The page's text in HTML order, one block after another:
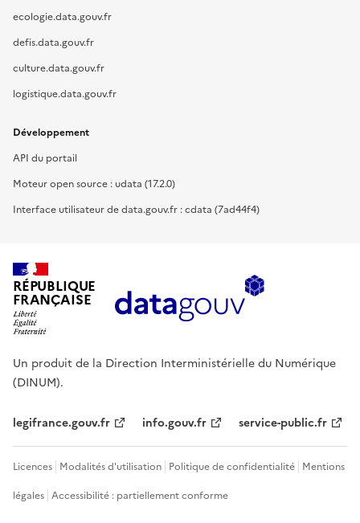
ecologie.data.gouv.fr
defis.data.gouv.fr
culture.data.gouv.fr
logistique.data.gouv.fr
Développement
API du portail
Moteur open source : udata (17.2.0)
Interface utilisateur de data.gouv.fr : cdata (7ad44f4)
RÉPUBLIQUE
FRANÇAISE
Un produit de la Direction Interministérielle du Numérique
(DINUM).
legifrance.gouv.fr info.gouv.fr service-public.fr
Licences Modalités d'utilisation Politique de confidentialité Mentions
légales Accessibilité : partiellement conforme